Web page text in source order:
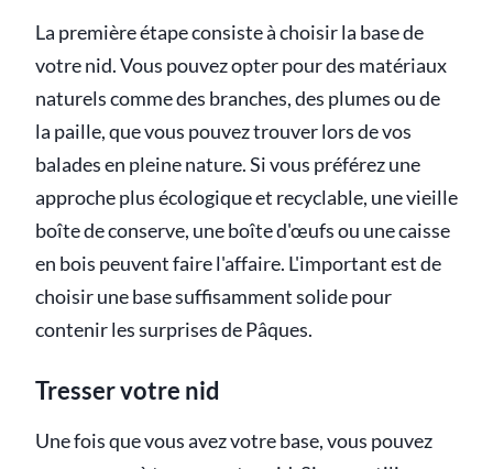
La première étape consiste à choisir la base de
votre nid. Vous pouvez opter pour des matériaux
naturels comme des branches, des plumes ou de
la paille, que vous pouvez trouver lors de vos
balades en pleine nature. Si vous préférez une
approche plus écologique et recyclable, une vieille
boîte de conserve, une boîte d'œufs ou une caisse
en bois peuvent faire l'affaire. L'important est de
choisir une base suffisamment solide pour
contenir les surprises de Pâques.
Tresser votre nid
Une fois que vous avez votre base, vous pouvez